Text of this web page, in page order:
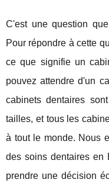
C'est une question
Pour répondre à cette
ce que signifie un
pouvez attendre d'un
cabinets dentaires
tailles, et tous les
à tout le monde. Nous
des soins dentaires en
prendre une décision